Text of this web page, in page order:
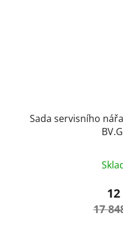
Sada servisního
17